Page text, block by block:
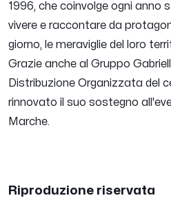
1996, che coinvolge ogni anno
vivere e raccontare da
giorno, le meraviglie del loro
Grazie anche al Gruppo
Distribuzione Organizzata del
rinnovato il suo sostegno
Marche.
Riproduzione riservata